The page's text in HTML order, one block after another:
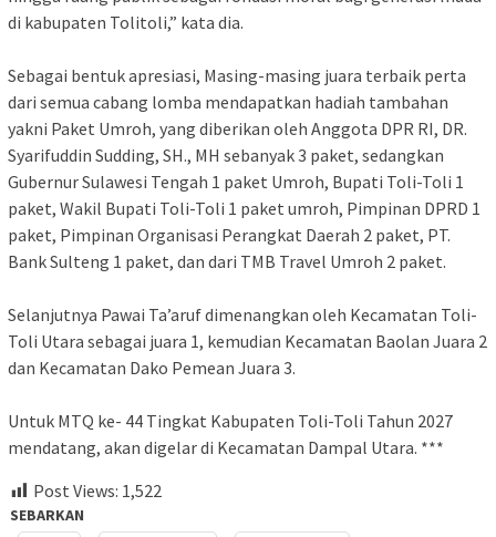
di kabupaten Tolitoli,” kata dia.
Sebagai bentuk apresiasi, Masing-masing juara terbaik perta
dari semua cabang lomba mendapatkan hadiah tambahan
yakni Paket Umroh, yang diberikan oleh Anggota DPR RI, DR.
Syarifuddin Sudding, SH., MH sebanyak 3 paket, sedangkan
Gubernur Sulawesi Tengah 1 paket Umroh, Bupati Toli-Toli 1
paket, Wakil Bupati Toli-Toli 1 paket umroh, Pimpinan DPRD 1
paket, Pimpinan Organisasi Perangkat Daerah 2 paket, PT.
Bank Sulteng 1 paket, dan dari TMB Travel Umroh 2 paket.
Selanjutnya Pawai Ta’aruf dimenangkan oleh Kecamatan Toli-
Toli Utara sebagai juara 1, kemudian Kecamatan Baolan Juara 2
dan Kecamatan Dako Pemean Juara 3.
Untuk MTQ ke- 44 Tingkat Kabupaten Toli-Toli Tahun 2027
mendatang, akan digelar di Kecamatan Dampal Utara. ***
Post Views: 1,522
SEBARKAN